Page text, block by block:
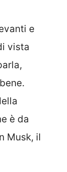
e
vista
è da
Musk, il